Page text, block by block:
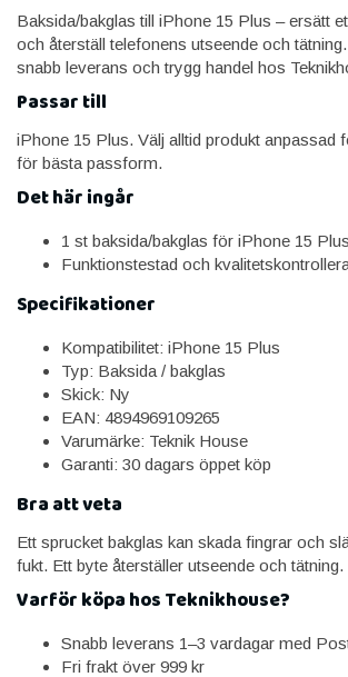
Baksida/bakglas till iPhone 15 Plus – ersätt
och återställ telefonens utseende och
snabb leverans och trygg handel hos
Passar till
iPhone 15 Plus. Välj alltid produkt anpassad
för bästa passform.
Det här ingår
1 st baksida/bakglas för iPhone 15 Plus
Funktionstestad och
Specifikationer
Kompatibilitet: iPhone 15 Plus
Typ: Baksida / bakglas
Skick: Ny
EAN: 4894969109265
Varumärke: Teknik House
Garanti: 30 dagars öppet köp
Bra att veta
Ett sprucket bakglas kan skada fingrar och
fukt. Ett byte återställer utseende och tätning.
Varför köpa hos Teknikhouse?
Snabb leverans 1–3 vardagar med
Fri frakt över 999 kr